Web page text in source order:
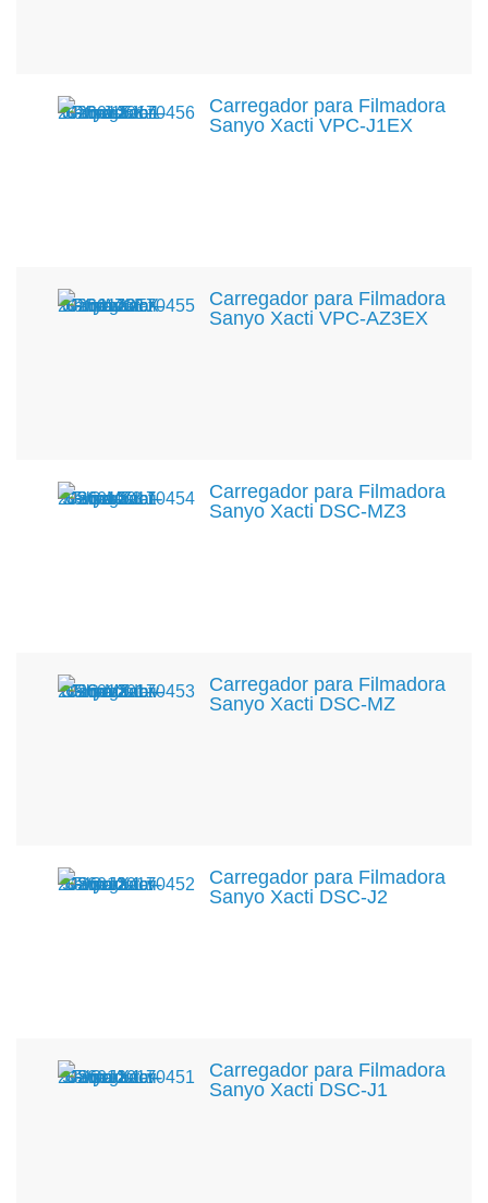
Carregador para Filmadora
Sanyo Xacti VPC-J1EX
Carregador para Filmadora
Sanyo Xacti VPC-AZ3EX
Carregador para Filmadora
Sanyo Xacti DSC-MZ3
Carregador para Filmadora
Sanyo Xacti DSC-MZ
Carregador para Filmadora
Sanyo Xacti DSC-J2
Carregador para Filmadora
Sanyo Xacti DSC-J1